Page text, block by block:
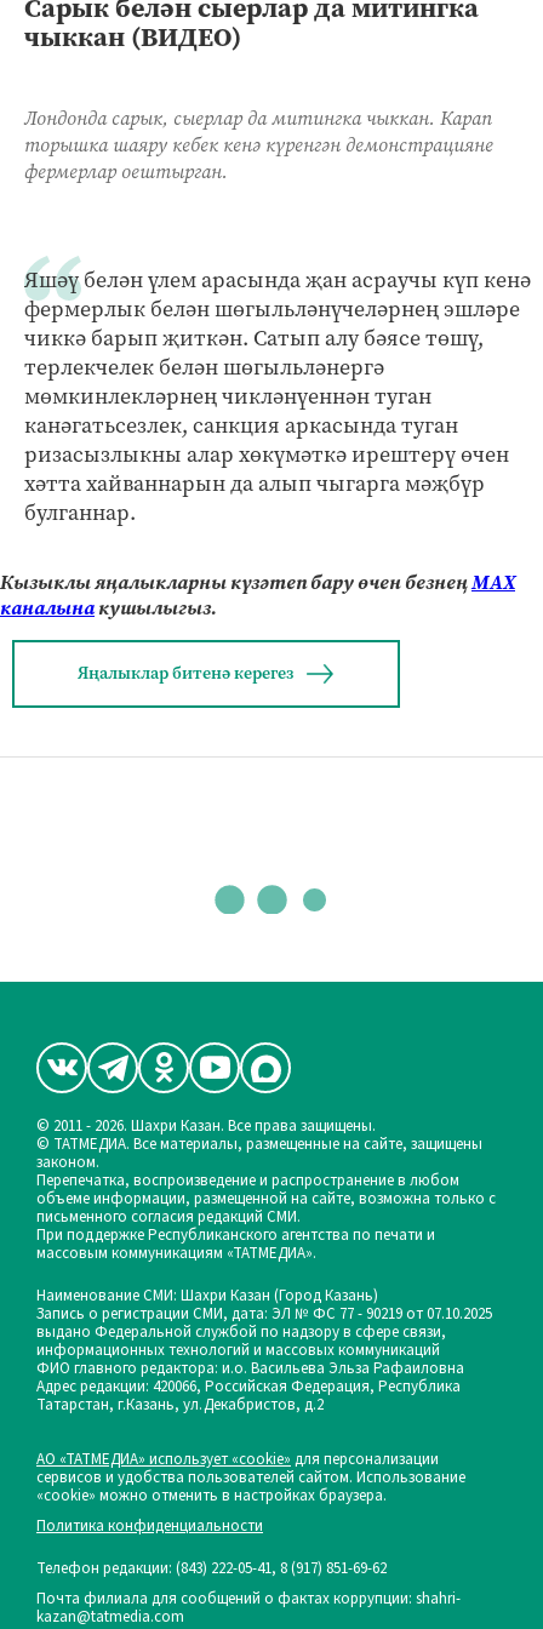
чыккан (ВИДЕО)
Лондонда сарык, сыерлар да митингка чыккан. Карап
торышка шаяру кебек кенә күренгән демонстрацияне
фермерлар оештырган.
Яшәү белән үлем арасында җан асраучы күп кенә
фермерлык белән шөгыльләнүчеләрнең эшләре
чиккә барып җиткән. Сатып алу бәясе төшү,
терлекчелек белән шөгыльләнергә
мөмкинлекләрнең чикләнүеннән туган
канәгатьсезлек, санкция аркасында туган
ризасызлыкны алар хөкүмәткә ирештерү өчен
хәтта хайваннарын да алып чыгарга мәҗбүр
булганнар.
Кызыклы яңалыкларны күзәтеп бару өчен безнеңМАХ
каналынакушылыгыз.
Яңалыклар битенә керегез
© 2011 - 2026. Шахри Казан. Все права защищены.
© ТАТМЕДИА. Все материалы, размещенные на сайте, защищены
законом.
Перепечатка, воспроизведение и распространение в любом
объеме информации, размещенной на сайте, возможна только с
письменного согласия редакций СМИ.
При поддержке Республиканского агентства по печати и
массовым коммуникациям «ТАТМЕДИА».
Наименование СМИ: Шахри Казан (Город Казань)
Запись о регистрации СМИ, дата: ЭЛ № ФС 77 - 90219 от 07.10.2025
выдано Федеральной службой по надзору в сфере связи,
информационных технологий и массовых коммуникаций
ФИО главного редактора: и.о. Васильева Эльза Рафаиловна
Адрес редакции: 420066, Российская Федерация, Республика
Татарстан, г.Казань, ул.Декабристов, д.2
АО «ТАТМЕДИА» использует «cookie» для персонализации
сервисов и удобства пользователей сайтом. Использование
«cookie» можно отменить в настройках браузера.
Политика конфиденциальности
Телефон редакции: (843) 222-05-41, 8 (917) 851-69-62
Почта филиала для сообщений о фактах коррупции: shahri-
kazan@tatmedia.com